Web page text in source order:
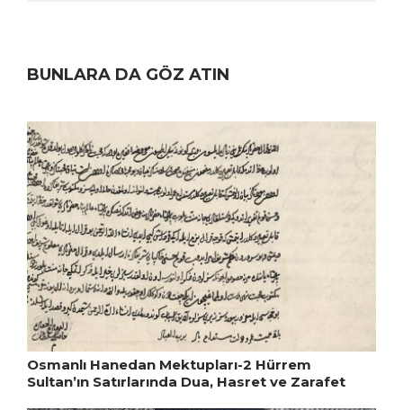
BUNLARA DA GÖZ ATIN
Osmanlı Hanedan Mektupları-2 Hürrem
Sultan’ın Satırlarında Dua, Hasret ve Zarafet